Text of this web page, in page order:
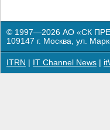
© 1997—2026 АО «СК
109147 г. Москва, ул.
ITRN IT Channel News